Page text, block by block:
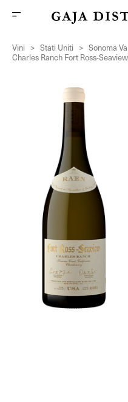
Vini > Stati Uniti > Sonoma
Charles Ranch Fort Ross-Seaview